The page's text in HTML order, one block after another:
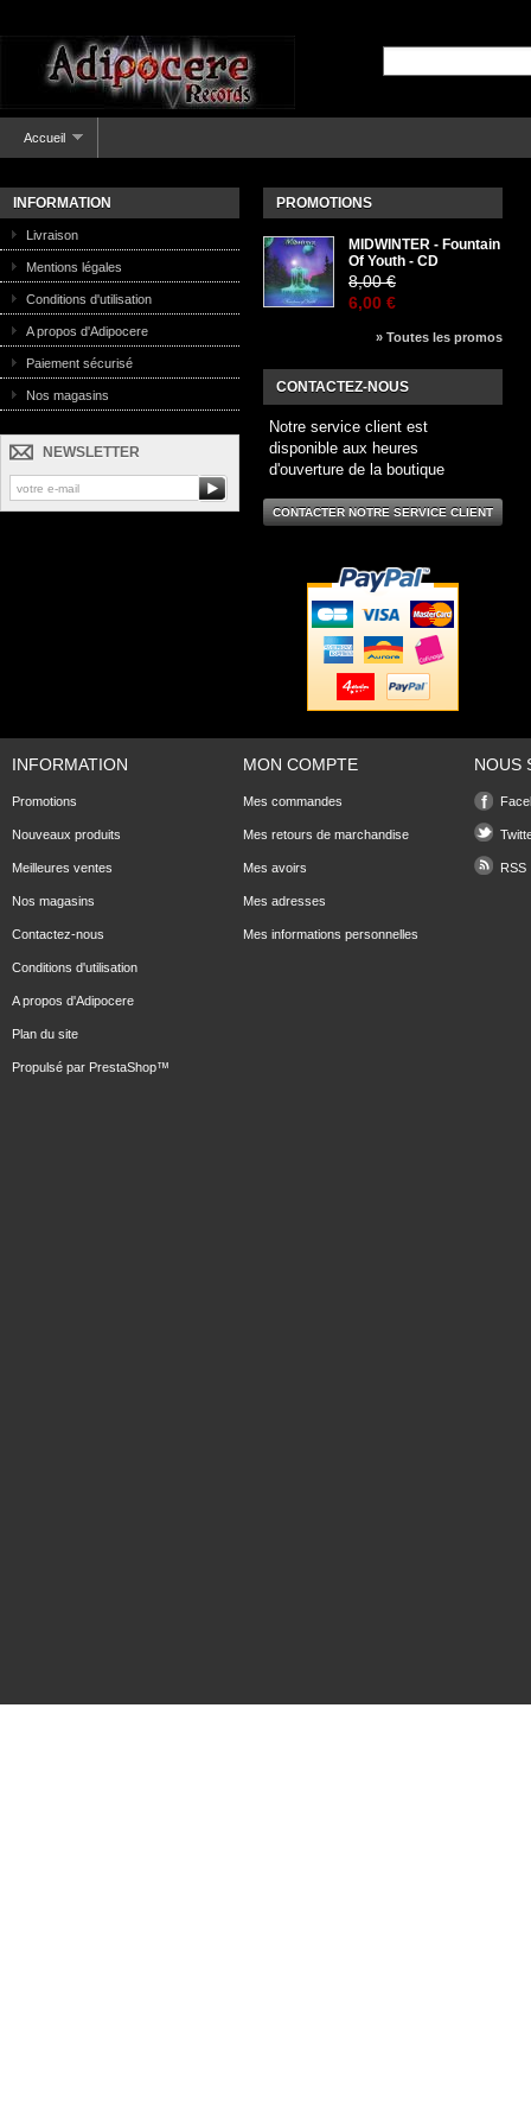
Accueil
INFORMATION
Livraison
Mentions légales
Conditions d'utilisation
A propos d'Adipocere
Paiement sécurisé
Nos magasins
NEWSLETTER
PROMOTIONS
MIDWINTER - Fountain
Of Youth - CD
8,00 €
6,00 €
» Toutes les promos
CONTACTEZ-NOUS
Notre service client est
disponible aux heures
d'ouverture de la boutique
CONTACTER NOTRE SERVICE CLIENT
INFORMATION
Promotions
Nouveaux produits
Meilleures ventes
Nos magasins
Contactez-nous
Conditions d'utilisation
A propos d'Adipocere
Plan du site
Propulsé par PrestaShop™
MON COMPTE
Mes commandes
Mes retours de marchandise
Mes avoirs
Mes adresses
Mes informations personnelles
NOUS
RSS